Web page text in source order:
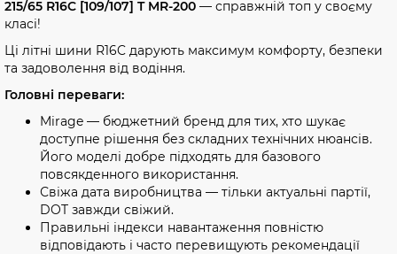
215/65 R16C [109/107] T MR-200 — справжній топ у своєму
класі!
Ці літні шини R16C дарують максимум комфорту, безпеки
та задоволення від водіння.
Головні переваги:
Mirage — бюджетний бренд для тих, хто шукає
доступне рішення без складних технічних нюансів.
Його моделі добре підходять для базового
повсякденного використання.
Свіжа дата виробництва — тільки актуальні партії,
DOT завжди свіжий.
Правильні індекси навантаження повністю
відповідають і часто перевищують рекомендації